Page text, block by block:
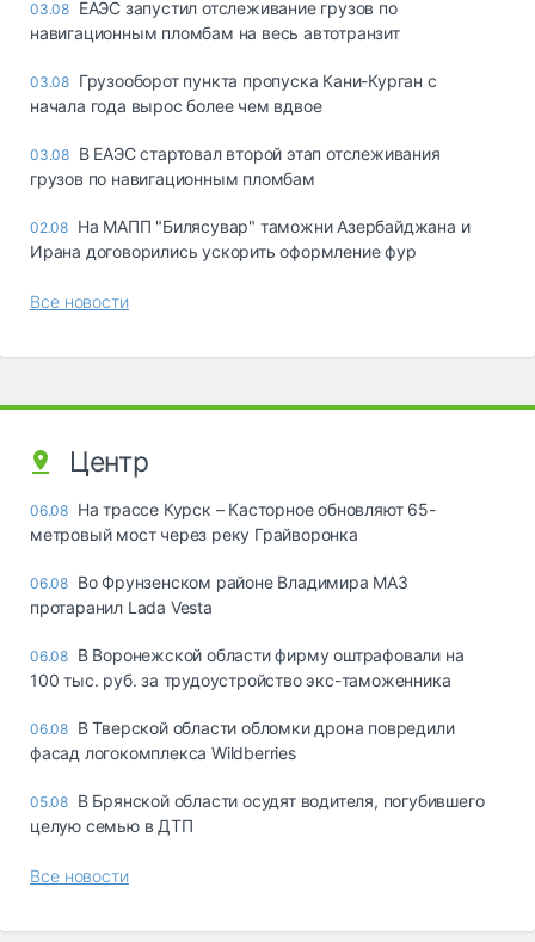
03.08 ЕАЭС запустил отслеживание грузов по
навигационным пломбам на весь автотранзит
03.08 Грузооборот пункта пропуска Кани-Курган с
начала года вырос более чем вдвое
03.08 В ЕАЭС стартовал второй этап отслеживания
грузов по навигационным пломбам
02.08 На МАПП "Билясувар" таможни Азербайджана и
Ирана договорились ускорить оформление фур
Все новости
Центр
06.08 На трассе Курск – Касторное обновляют 65-
метровый мост через реку Грайворонка
06.08 Во Фрунзенском районе Владимира МАЗ
протаранил Lada Vesta
06.08 В Воронежской области фирму оштрафовали на
100 тыс. руб. за трудоустройство экс-таможенника
06.08 В Тверской области обломки дрона повредили
фасад логокомплекса Wildberries
05.08 В Брянской области осудят водителя, погубившего
целую семью в ДТП
Все новости